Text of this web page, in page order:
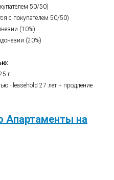
50/50)
с покупателем 50/50)
(10%)
(20%)
г.
- leasehold 27 лет + продление
Апартаменты на